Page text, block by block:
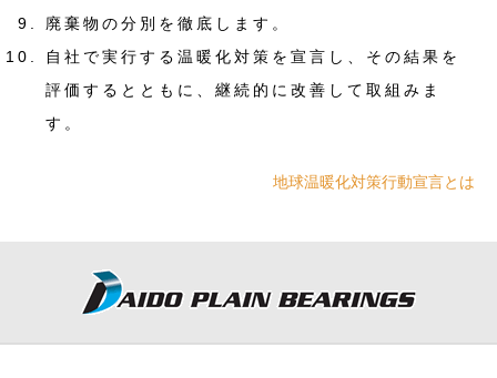
廃棄物の分別を徹底します。
自社で実行する温暖化対策を宣言し、その結果を
評価するとともに、継続的に改善して取組みま
す。
地球温暖化対策行動宣言とは